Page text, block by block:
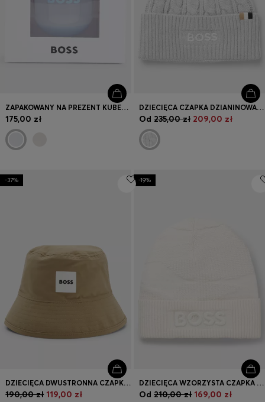
ZAPAKOWANY NA PREZENT KUBECZEK NIEMOWLĘCY Z RĄCZKAMI OZDOBIONY LOGO
175,00 zł
DZIECIĘCA CZAPKA DZIANINOWA O WARKOCZOWEJ STRUKTURZE Z WYSZYWANYM LOGO
Od 235,00 zł 209,00 zł
-37%
DZIECIĘCA DWUSTRONNA CZAPKA RYBACZKA Z LOGO
190,00 zł 119,00 zł
-19%
DZIECIĘCA WZORZYSTA CZAPKA Z WYSZYWANYM LOGO
Od 210,00 zł 169,00 zł